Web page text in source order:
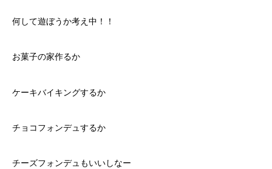
何して遊ぼうか考え中！！
お菓子の家作るか
ケーキバイキングするか
チョコフォンデュするか
チーズフォンデュもいいしなー